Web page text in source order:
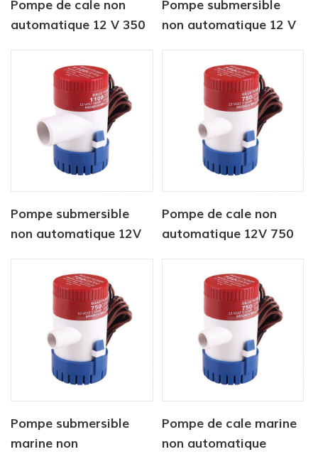
Pompe de cale non
automatique 12 V 350
Pompe submersible
non automatique 12 V
Pompe submersible
non automatique 12V
Pompe de cale non
automatique 12V 750
Pompe submersible
marine non
Pompe de cale marine
non automatique